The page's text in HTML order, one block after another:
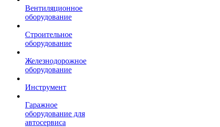
Вентиляционное
оборудование
Строительное
оборудование
Железнодорожное
оборудование
Инструмент
Гаражное
оборудование для
автосервиса